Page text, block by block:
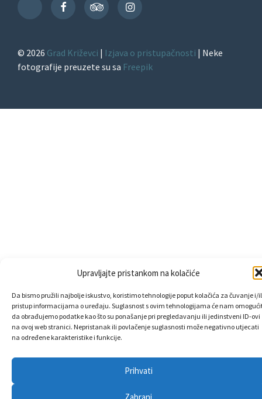
Upravljajte pristankom na kolačiće
Da bismo pružili najbolje iskustvo, koristimo tehnologije poput kolačića za čuvanje i/
pristup informacijama o uređaju. Suglasnost s ovim tehnologijama će nam
da obrađujemo podatke kao što su ponašanje pri pregledavanju ili jedinstveni ID-ovi
na ovoj web stranici. Nepristanak ili povlačenje suglasnosti može negativno utjecati
na određene karakteristike i funkcije.
Prihvati
Zabrani
TikTok
FacebookTripAdvisorInstagram
© 2026 Grad Križevci | Izjava o pristupačnosti | Neke
fotografije preuzete su sa Freepik